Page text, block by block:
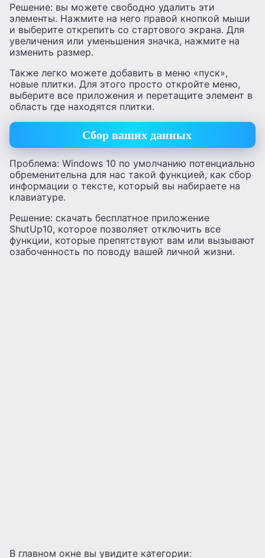
Решение: вы можете свободно удалить эти
элементы. Нажмите на него правой кнопкой мыши
и выберите открепить со стартового экрана. Для
увеличения или уменьшения значка, нажмите на
изменить размер.
Также легко можете добавить в меню «пуск»,
новые плитки. Для этого просто откройте меню,
выберите все приложения и перетащите элемент в
область где находятся плитки.
Сбор ваших данных
Проблема: Windows 10 по умолчанию потенциально
обременительна для нас такой функцией, как сбор
информации о тексте, который вы набираете на
клавиатуре.
Решение: скачать бесплатное приложение
ShutUp10, которое позволяет отключить все
функции, которые препятствуют вам или вызывают
озабоченность по поводу вашей личной жизни.
В главном окне вы увидите категории: